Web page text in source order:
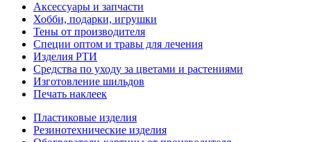
Аксессуары и запчасти
Хобби, подарки, игрушки
Тены от производителя
Специи оптом и травы для лечения
Изделия РТИ
Средства по уходу за цветами и растениями
Изготовление шильдов
Печать наклеек
Пластиковые изделия
Резинотехнические изделия